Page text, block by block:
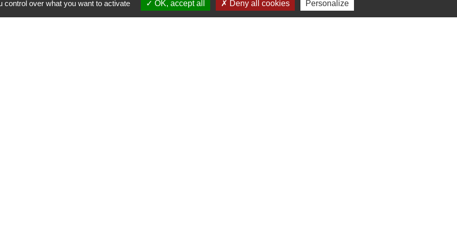
over what you want to activate OK, accept all Deny all cookies Personalize